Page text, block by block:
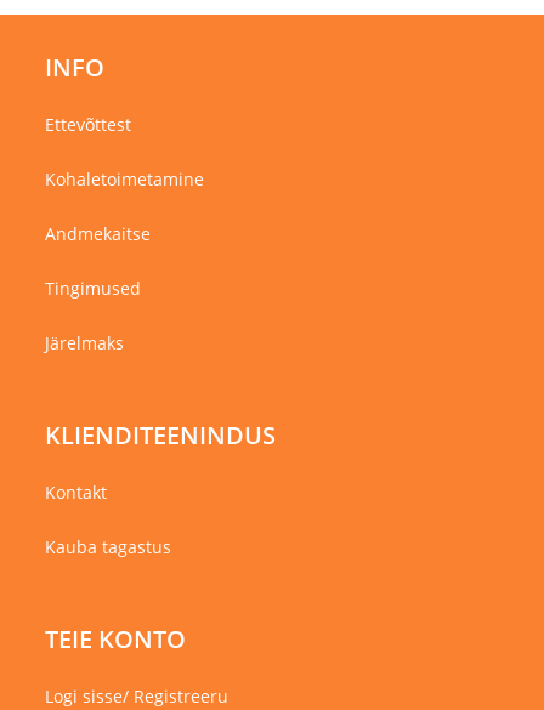
INFO
Ettevõttest
Kohaletoimetamine
Andmekaitse
Tingimused
Järelmaks
KLIENDITEENINDUS
Kontakt
Kauba tagastus
TEIE KONTO
Logi sisse/ Registreeru